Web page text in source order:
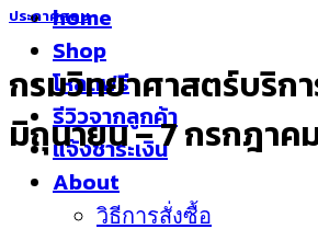
home
Shop
โหลดฟรี
รีวิวจากลูกค้า
แจ้งชำระเงิน
About
วิธีการสั่งซื้อ
ประกาศสอบ
กรมวิทยาศาสตร์บริก
มิถุนายน – 7 กรกฎาค